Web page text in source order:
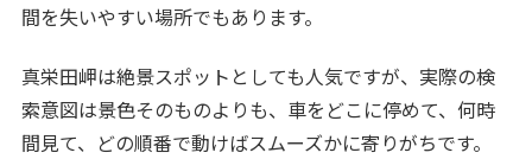
間を失いやすい場所でもあります。
真栄田岬は絶景スポットとしても人気ですが、実際の検
索意図は景色そのものよりも、車をどこに停めて、何時
間見て、どの順番で動けばスムーズかに寄りがちです。